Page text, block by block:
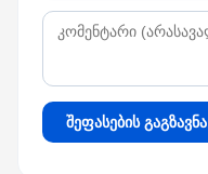
შეფასების გაგზავნა